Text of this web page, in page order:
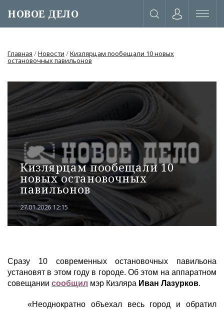
НОВОЕ ДЕЛО
или через соц. сети
Главная /Новости /Кизлярцам пообещали 10 новых
остановочных павильонов
Кизлярцам пообещали 10
новых остановочных
павильонов
27.01.2026 12:15
Сразу 10 современных остановочных павильона
установят в этом году в городе. Об этом на аппаратном
совещании сообщил мэр Кизляра Иван Лазурков.
«Неоднократно объехал весь город и обратил